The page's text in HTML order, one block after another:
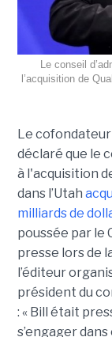
Le conseil
l’acquisition de
Le cofondateur
déclaré que le
à l'acquisition
dans l’Utah
milliards de
poussée par le
presse lors de
l’éditeur
président du
: « Bill était
s’engager